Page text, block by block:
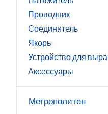
Проводник
Соединитель
Якорь
Устройство для
Аксессуары
Метрополитен